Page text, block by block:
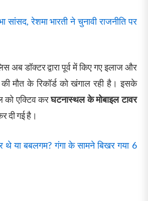
सांसद, रेशमा भारती ने चुनावी राजनीति पर
अब डॉक्टर द्वारा पूर्व में किए गए इलाज और
मौत के रिकॉर्ड को खंगाल रही है। इसके
को एक्टिव करघटनास्थल के मोबाइल टावर
दी गई है।
थे या बबलगम? गंगा के सामने बिखर गया 6